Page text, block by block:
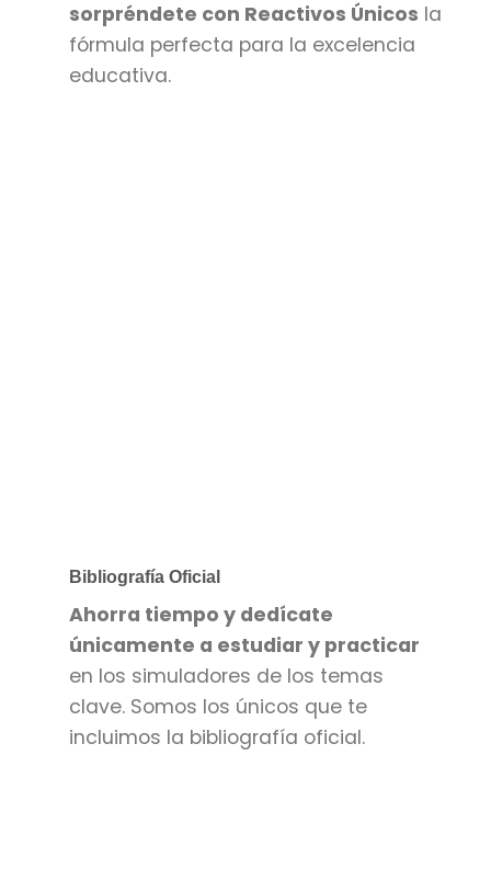
sorpréndete con Reactivos Únicos la
fórmula perfecta para la excelencia
educativa.
Bibliografía Oficial
Ahorra tiempo y dedícate
únicamente a estudiar y practicar
en los simuladores de los temas
clave. Somos los únicos que te
incluimos la bibliografía oficial.